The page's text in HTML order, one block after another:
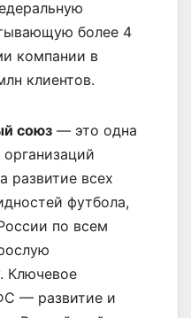
более 4
компании в
клиентов.
союз — это одна
развитие всех
футбола,
по всем
Ключевое
— развитие и